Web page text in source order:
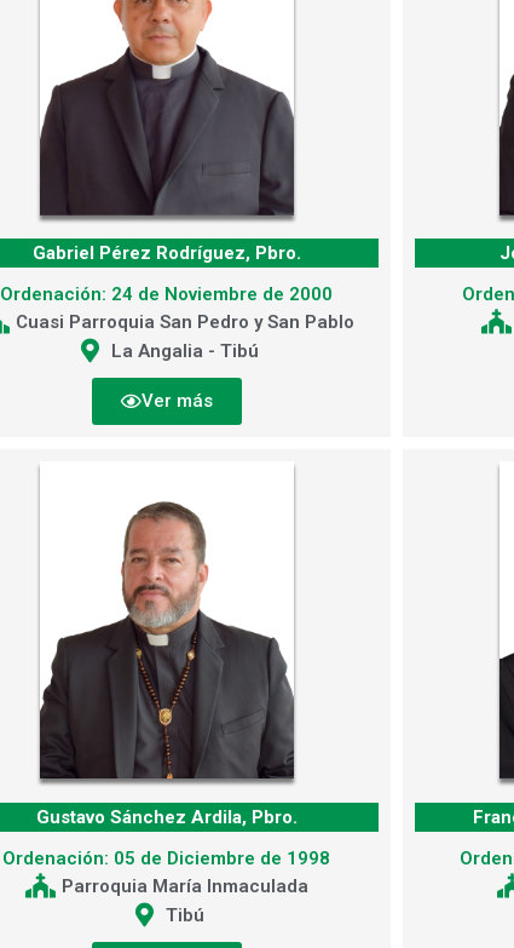
Gabriel Pérez Rodríguez, Pbro.
Ordenación: 24 de Noviembre de 2000
Cuasi Parroquia San Pedro y San Pablo
La Angalia - Tibú
Ver más
Gustavo Sánchez Ardila, Pbro.
Ordenación: 05 de Diciembre de 1998
Parroquia María Inmaculada
Tibú